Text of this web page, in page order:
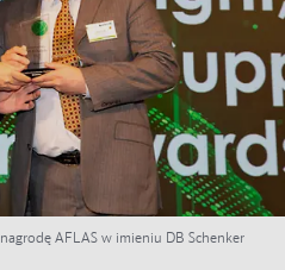
AFLAS w imieniu DB Schenker